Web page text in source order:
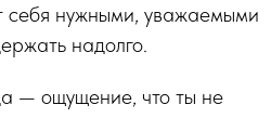
себя нужными, уважаемыми
надолго.
— ощущение, что ты не